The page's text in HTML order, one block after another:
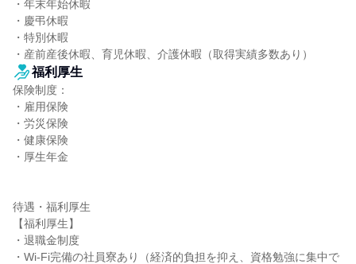
・年末年始休暇
・慶弔休暇
・特別休暇
・産前産後休暇、育児休暇、介護休暇（取得実績多数あり）
福利厚生
保険制度：
・雇用保険
・労災保険
・健康保険
・厚生年金
待遇・福利厚生
【福利厚生】
・退職金制度
・Wi-Fi完備の社員寮あり（経済的負担を抑え、資格勉強に集中で